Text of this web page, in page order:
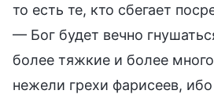
то есть те, кто сбегает
— Бог будет вечно
более тяжкие и более
нежели грехи фарисеев,